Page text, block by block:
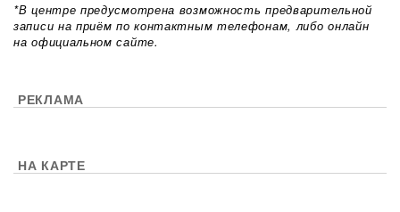
*В центре предусмотрена возможность предварительной
записи на приём по контактным телефонам, либо онлайн
на официальном сайте.
РЕКЛАМА
НА КАРТЕ